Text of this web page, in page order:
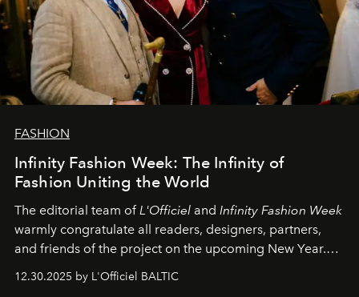
FASHION
Infinity Fashion Week: The Infinity of
Fashion Uniting the World
The editorial team ofL'Officiel and Infinity Fashion Week
warmly congratulate all readers, designers, partners,
and friends of the project on the upcoming New Year.
May 2026 bring growth, inspiration, bold ideas, and new
achievements.
12.30.2025 by L'Officiel BALTIC